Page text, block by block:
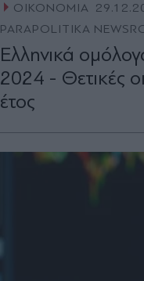
ΟΙΚΟΝΟΜΙΑ
PARAPOLITIKA
Ελληνικά
2024 - Θετικές
έτος